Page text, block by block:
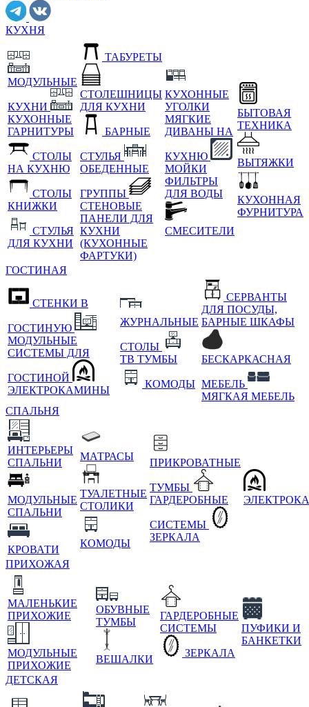
КУХНЯ
МОДУЛЬНЫЕ
КУХНИ
КУХОННЫЕ
ГАРНИТУРЫ
СТОЛЫ
НА КУХНЮ
СТОЛЫ
КНИЖКИ
СТУЛЬЯ
ДЛЯ КУХНИ
ТАБУРЕТЫ
СТОЛЕШНИЦЫ
ДЛЯ КУХНИ
БАРНЫЕ
СТУЛЬЯ
ОБЕДЕННЫЕ
ГРУППЫ
СТЕНОВЫЕ
ПАНЕЛИ ДЛЯ
КУХНИ
(КУХОННЫЕ
ФАРТУКИ)
КУХОННЫЕ
УГОЛКИ
МЯГКИЕ
ДИВАНЫ НА
КУХНЮ
МОЙКИ
ФИЛЬТРЫ
ДЛЯ ВОДЫ
СМЕСИТЕЛИ
БЫТОВАЯ
ТЕХНИКА
ВЫТЯЖКИ
КУХОННАЯ
ФУРНИТУРА
ГОСТИНАЯ
СТЕНКИ В
ГОСТИНУЮ
МОДУЛЬНЫЕ
СИСТЕМЫ ДЛЯ
ГОСТИНОЙ
ЭЛЕКТРОКАМИНЫ
ЖУРНАЛЬНЫЕ
СТОЛЫ
ТВ ТУМБЫ
КОМОДЫ
СЕРВАНТЫ
ДЛЯ ПОСУДЫ,
БАРНЫЕ ШКАФЫ
БЕСКАРКАСНАЯ
МЕБЕЛЬ
МЯГКАЯ МЕБЕЛЬ
СПАЛЬНЯ
ИНТЕРЬЕРЫ
СПАЛЬНИ
МОДУЛЬНЫЕ
СПАЛЬНИ
КРОВАТИ
МАТРАСЫ
ТУАЛЕТНЫЕ
СТОЛИКИ
КОМОДЫ
ПРИКРОВАТНЫЕ
ТУМБЫ
ГАРДЕРОБНЫЕ
СИСТЕМЫ
ЗЕРКАЛА
ПРИХОЖАЯ
МАЛЕНЬКИЕ
ПРИХОЖИЕ
МОДУЛЬНЫЕ
ПРИХОЖИЕ
ОБУВНЫЕ
ТУМБЫ
ВЕШАЛКИ
ГАРДЕРОБНЫЕ
СИСТЕМЫ
ЗЕРКАЛА
ПУФИКИ И
БАНКЕТКИ
ДЕТСКАЯ